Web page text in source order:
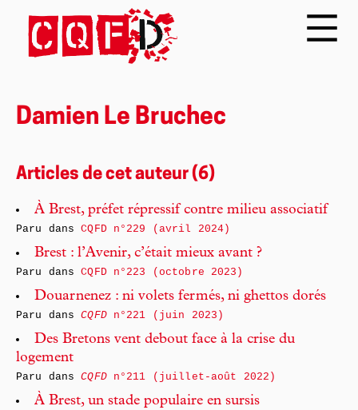
Damien Le Bruchec
Articles de cet auteur (6)
À Brest, préfet répressif contre milieu associatif
Paru dansCQFD n°229 (avril 2024)
Brest : l’Avenir, c’était mieux avant ?
Paru dansCQFD n°223 (octobre 2023)
Douarnenez : ni volets fermés, ni ghettos dorés
Paru dansCQFDn°221 (juin 2023)
Des Bretons vent debout face à la crise du
logement
Paru dansCQFDn°211 (juillet-août 2022)
À Brest, un stade populaire en sursis